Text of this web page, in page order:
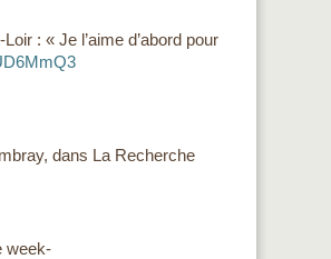
: « Je l’aime d’abord pour
dans La Recherche
week-